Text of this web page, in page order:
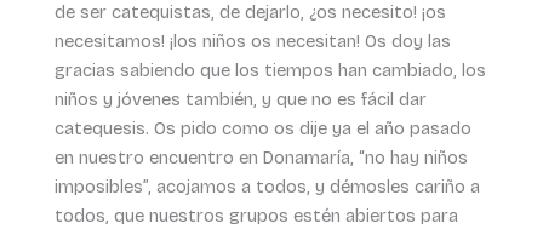
de ser catequistas, de dejarlo, ¿os necesito! ¡os
necesitamos! ¡los niños os necesitan! Os doy las
gracias sabiendo que los tiempos han cambiado, los
niños y jóvenes también, y que no es fácil dar
catequesis. Os pido como os dije ya el año pasado
en nuestro encuentro en Donamaría, “no hay niños
imposibles”, acojamos a todos, y démosles cariño a
todos, que nuestros grupos estén abiertos para